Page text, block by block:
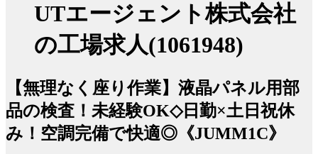
UTエージェント株式会社
の工場求人(1061948)
【無理なく座り作業】液晶パネル用部
品の検査！未経験OK◇日勤×土日祝休
み！空調完備で快適◎《JUMM1C》